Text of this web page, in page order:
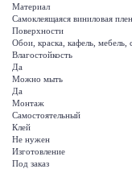
Материал
Самоклеящаяся виниловая
Поверхности
Обои, краска, кафель, мебель,
Влагостойкость
Да
Можно мыть
Да
Монтаж
Самостоятельный
Клей
Не нужен
Изготовление
Под заказ